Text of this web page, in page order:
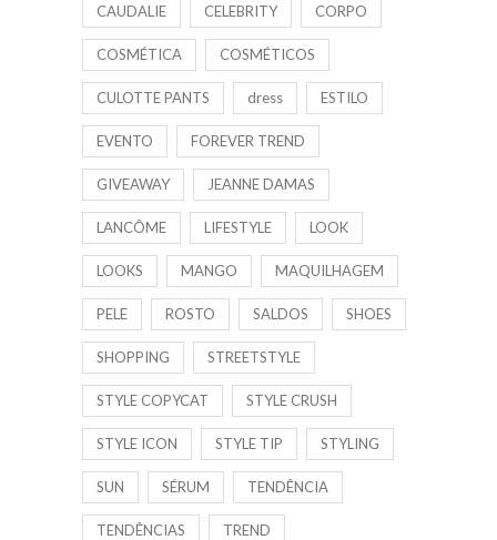
CAUDALIE CELEBRITY CORPO
COSMÉTICA COSMÉTICOS
CULOTTE PANTS dress ESTILO
EVENTO FOREVER TREND
GIVEAWAY JEANNE DAMAS
LANCÔME LIFESTYLE LOOK
LOOKS MANGO MAQUILHAGEM
PELE ROSTO SALDOS SHOES
SHOPPING STREETSTYLE
STYLE COPYCAT STYLE CRUSH
STYLE ICON STYLE TIP STYLING
SUN SÉRUM TENDÊNCIA
TENDÊNCIAS TREND